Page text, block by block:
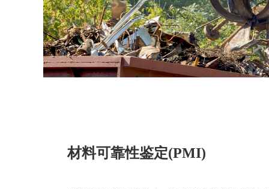
材料可靠性鉴定(PMI)